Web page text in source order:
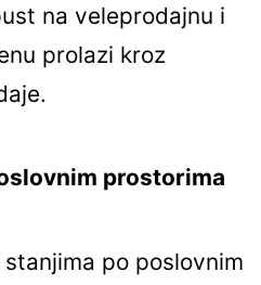
na veleprodajnu i
prolazi kroz
prostorima
po poslovnim